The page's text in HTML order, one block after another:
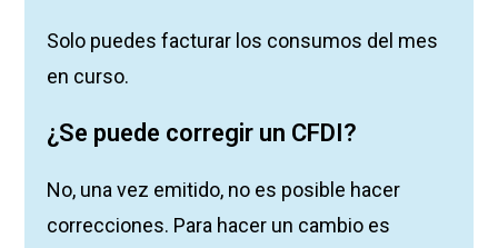
Solo puedes facturar los consumos del mes
en curso.
¿Se puede corregir un CFDI?
No, una vez emitido, no es posible hacer
correcciones. Para hacer un cambio es